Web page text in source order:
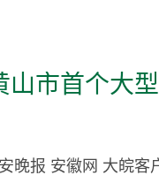
山市首个大
晚报 安徽网 大皖